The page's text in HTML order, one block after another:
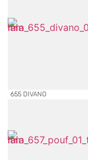
655 DIVANO